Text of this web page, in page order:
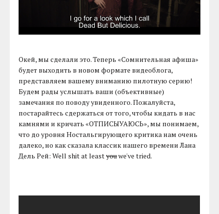
Окей, мы сделали это. Теперь «Сомнительная афиша»
будет выходить в новом формате видеоблога,
представляем вашему вниманию пилотную серию!
Будем рады услышать ваши (объективные)
замечания по поводу увиденного. Пожалуйста,
постарайтесь сдержаться от того, чтобы кидать в нас
камнями и кричать «ОТПИСЫУАЮСЬ», мы понимаем,
что до уровня Ностальгирующего критика нам очень
далеко, но как сказала классик нашего времени Лана
Дель Рей: Well shit at leastyouwe've tried.